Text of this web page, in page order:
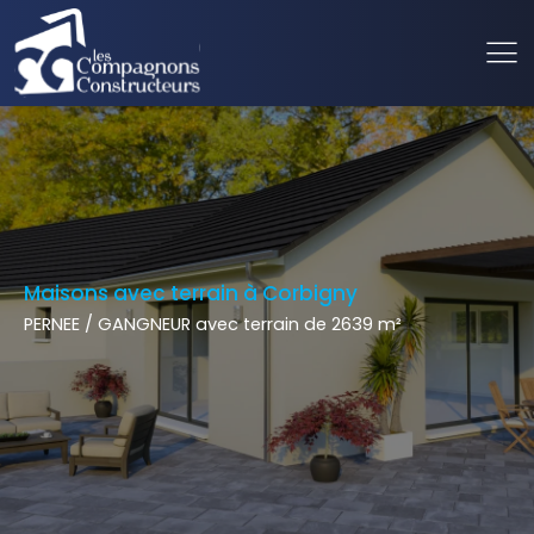
Maisons avec terrain à Corbigny
PERNEE / GANGNEUR avec terrain de 2639 m²